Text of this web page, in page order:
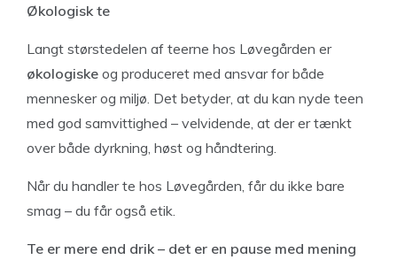
Økologisk te
Langt størstedelen af teerne hos Løvegården er
økologiske og produceret med ansvar for både
mennesker og miljø. Det betyder, at du kan nyde teen
med god samvittighed – velvidende, at der er tænkt
over både dyrkning, høst og håndtering.
Når du handler te hos Løvegården, får du ikke bare
smag – du får også etik.
Te er mere end drik – det er en pause med mening